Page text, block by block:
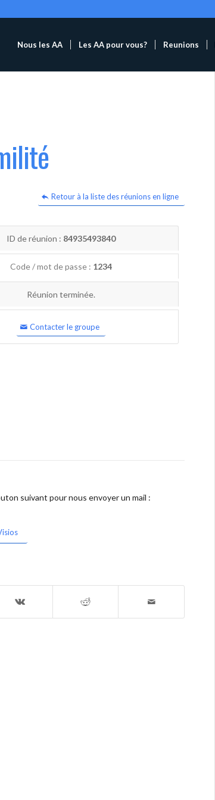
Nous les AA Les AA pour vous? Reunions
Retour à la liste des réunions en ligne
ID de réunion : 84935493840
Code / mot de passe : 1234
Réunion terminée.
Contacter le groupe
suivant pour nous envoyer un mail :